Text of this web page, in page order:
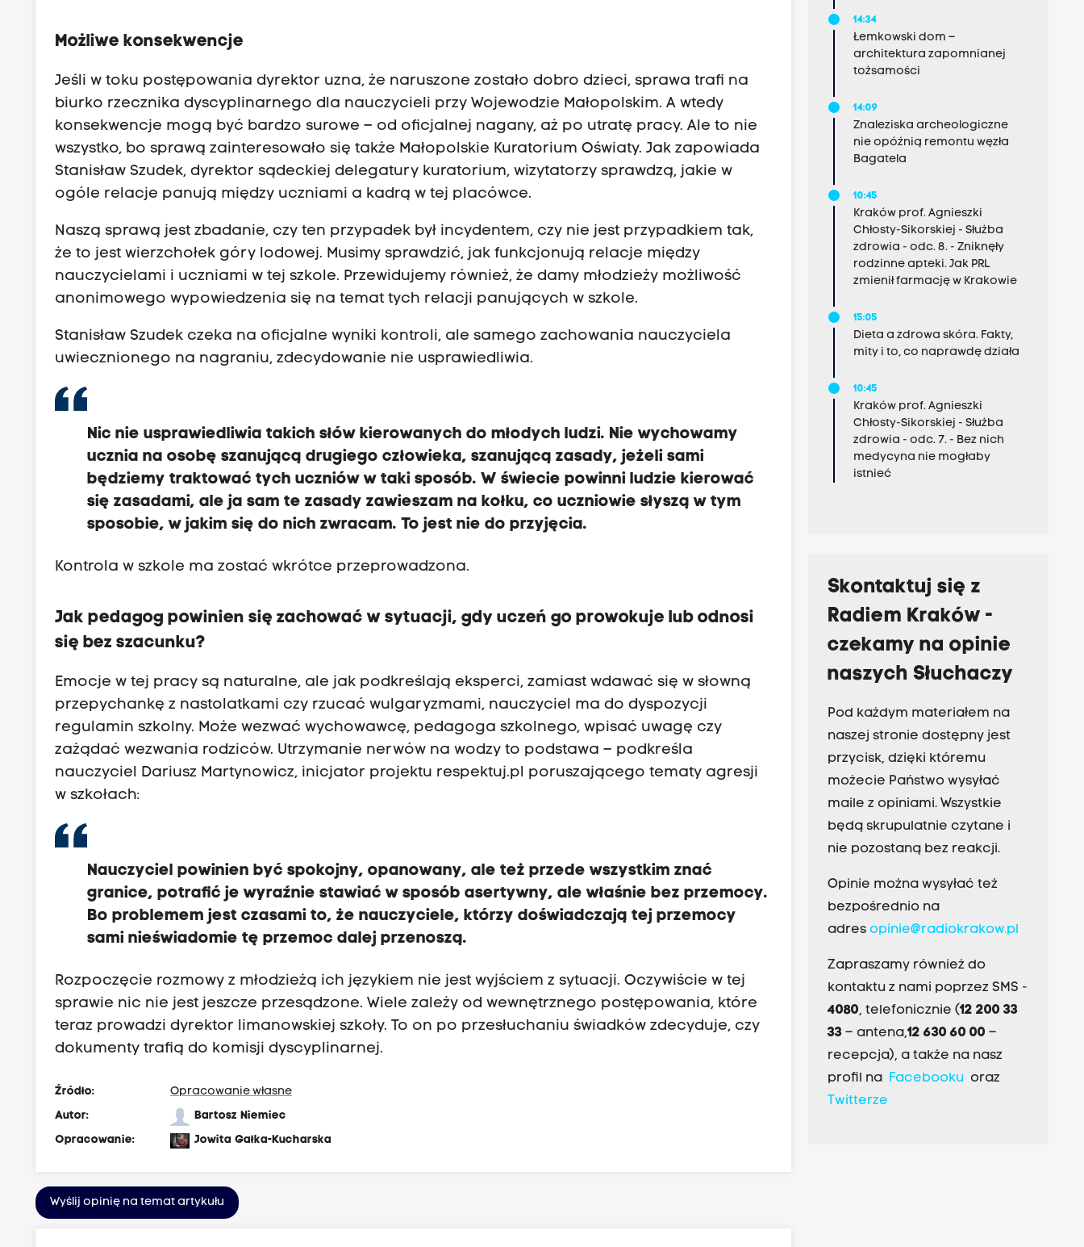
Możliwe konsekwencje
Jeśli w toku postępowania dyrektor uzna, że naruszone zostało dobro dzieci, sprawa trafi na
biurko rzecznika dyscyplinarnego dla nauczycieli przy Wojewodzie Małopolskim. A wtedy
konsekwencje mogą być bardzo surowe – od oficjalnej nagany, aż po utratę pracy. Ale to nie
wszystko, bo sprawą zainteresowało się także Małopolskie Kuratorium Oświaty. Jak zapowiada
Stanisław Szudek, dyrektor sądeckiej delegatury kuratorium, wizytatorzy sprawdzą, jakie w
ogóle relacje panują między uczniami a kadrą w tej placówce.
Naszą sprawą jest zbadanie, czy ten przypadek był incydentem, czy nie jest przypadkiem tak,
że to jest wierzchołek góry lodowej. Musimy sprawdzić, jak funkcjonują relacje między
nauczycielami i uczniami w tej szkole. Przewidujemy również, że damy młodzieży możliwość
anonimowego wypowiedzenia się na temat tych relacji panujących w szkole.
Stanisław Szudek czeka na oficjalne wyniki kontroli, ale samego zachowania nauczyciela
uwiecznionego na nagraniu, zdecydowanie nie usprawiedliwia.
Nic nie usprawiedliwia takich słów kierowanych do młodych ludzi. Nie wychowamy
ucznia na osobę szanującą drugiego człowieka, szanującą zasady, jeżeli sami
będziemy traktować tych uczniów w taki sposób. W świecie powinni ludzie kierować
się zasadami, ale ja sam te zasady zawieszam na kołku, co uczniowie słyszą w tym
sposobie, w jakim się do nich zwracam. To jest nie do przyjęcia.
Kontrola w szkole ma zostać wkrótce przeprowadzona.
Jak pedagog powinien się zachować w sytuacji, gdy uczeń go prowokuje lub odnosi
się bez szacunku?
Emocje w tej pracy są naturalne, ale jak podkreślają eksperci, zamiast wdawać się w słowną
przepychankę z nastolatkami czy rzucać wulgaryzmami, nauczyciel ma do dyspozycji
regulamin szkolny. Może wezwać wychowawcę, pedagoga szkolnego, wpisać uwagę czy
zażądać wezwania rodziców. Utrzymanie nerwów na wodzy to podstawa – podkreśla
nauczyciel Dariusz Martynowicz, inicjator projektu respektuj.pl poruszającego tematy agresji
w szkołach:
Nauczyciel powinien być spokojny, opanowany, ale też przede wszystkim znać
granice, potrafić je wyraźnie stawiać w sposób asertywny, ale właśnie bez przemocy.
Bo problemem jest czasami to, że nauczyciele, którzy doświadczają tej przemocy
sami nieświadomie tę przemoc dalej przenoszą.
Rozpoczęcie rozmowy z młodzieżą ich językiem nie jest wyjściem z sytuacji. Oczywiście w tej
sprawie nic nie jest jeszcze przesądzone. Wiele zależy od wewnętrznego postępowania, które
teraz prowadzi dyrektor limanowskiej szkoły. To on po przesłuchaniu świadków zdecyduje, czy
dokumenty trafią do komisji dyscyplinarnej.
Źródło:
Opracowanie własne
Autor:
Bartosz Niemiec
Opracowanie:
Jowita Gałka-Kucharska
Wyślij opinię na temat artykułu
14:34
Łemkowski dom –
architektura zapomnianej
tożsamości
14:09
Znaleziska archeologiczne
nie opóźnią remontu węzła
Bagatela
10:45
Kraków prof. Agnieszki
Chłosty-Sikorskiej - Służba
zdrowia - odc. 8. - Zniknęły
rodzinne apteki. Jak PRL
zmienił farmację w Krakowie
15:05
Dieta a zdrowa skóra. Fakty,
mity i to, co naprawdę działa
10:45
Kraków prof. Agnieszki
Chłosty-Sikorskiej - Służba
zdrowia - odc. 7. - Bez nich
medycyna nie mogłaby
istnieć
Skontaktuj się z
Radiem Kraków -
czekamy na opinie
naszych Słuchaczy
Pod każdym materiałem na
naszej stronie dostępny jest
przycisk, dzięki któremu
możecie Państwo wysyłać
maile z opiniami. Wszystkie
będą skrupulatnie czytane i
nie pozostaną bez reakcji.
Opinie można wysyłać też
bezpośrednio na
adres opinie@radiokrakow.pl
Zapraszamy również do
kontaktu z nami poprzez SMS -
4080, telefonicznie (12 200 33
33– antena,12 630 60 00 –
recepcja), a także na nasz
profil na Facebookuoraz
Twitterze